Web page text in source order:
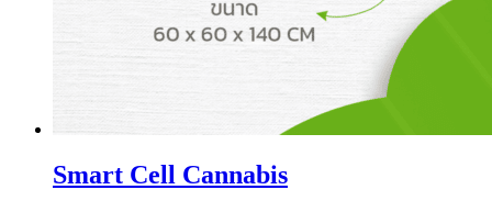
Smart Cell Cannabis